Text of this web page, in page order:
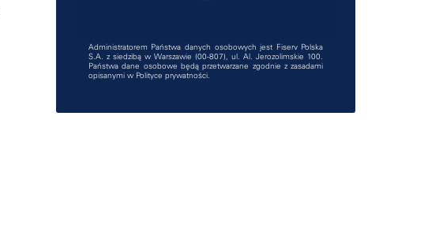
Administratorem Państwa danych osobowych jest Fiserv Polska
S.A. z siedzibą w Warszawie (00-807), ul. Al. Jerozolimskie 100.
Państwa dane osobowe będą przetwarzane zgodnie z zasadami
opisanymi w Polityce prywatności.